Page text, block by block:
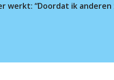
“Doordat ik